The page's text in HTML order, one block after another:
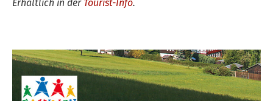
Erhältlich in der Tourist-Info.